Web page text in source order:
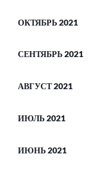
ОКТЯБРЬ 2021
СЕНТЯБРЬ 2021
АВГУСТ 2021
ИЮЛЬ 2021
ИЮНЬ 2021